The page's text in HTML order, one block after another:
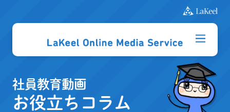
社員教育動画
お役立ちコラム